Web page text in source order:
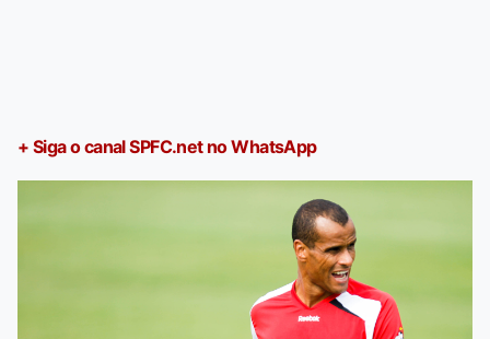
+ Siga o canal SPFC.net no WhatsApp